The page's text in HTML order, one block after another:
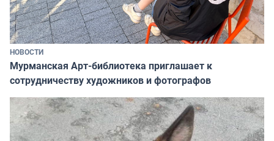
НОВОСТИ
Мурманская Арт-библиотека приглашает к
сотрудничеству художников и фотографов